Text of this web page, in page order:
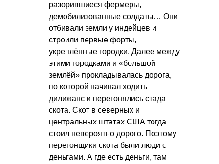
разорившиеся фермеры,
демобилизованные солдаты… Они
отбивали земли у индейцев и
строили первые форты,
укреплённые городки. Далее между
этими городками и «большой
землёй» прокладывалась дорога,
по которой начинал ходить
дилижанс и перегонялись стада
скота. Скот в северных и
центральных штатах США тогда
стоил невероятно дорого. Поэтому
перегонщики скота были люди с
деньгами. А где есть деньги, там